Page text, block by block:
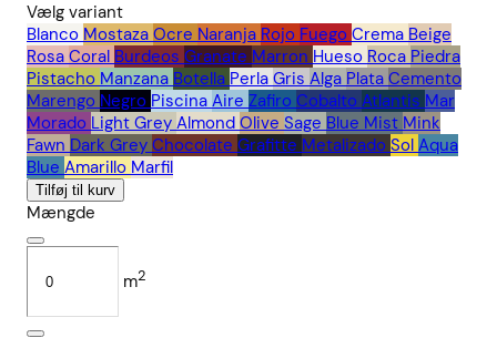
Vælg variant
Blanco Mostaza Ocre Naranja Rojo Fuego Crema Beige
Rosa Coral Burdeos Granate Marron Hueso Roca Piedra
Pistacho Manzana Botella Perla Gris Alga Plata Cemento
Marengo Negro Piscina Aire Zafiro Cobalto Atlantis Mar
Morado Light Grey Almond Olive Sage Blue Mist Mink
Fawn Dark Grey Chocolate Grafitte Metalizado Sol Aqua
Blue Amarillo Marfil
Tilføj til kurv
Mængde
m2